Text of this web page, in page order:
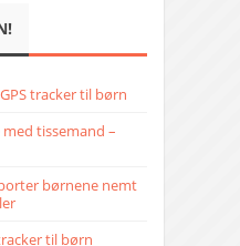
GPS tracker til børn
med tissemand –
børnene nemt
til børn